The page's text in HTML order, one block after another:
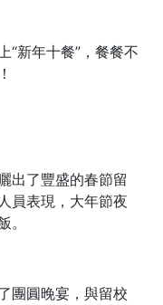
“新年十餐”，餐餐不
出了豐盛的春節留
員表現，大年節夜
。
團圓晚宴，與留校